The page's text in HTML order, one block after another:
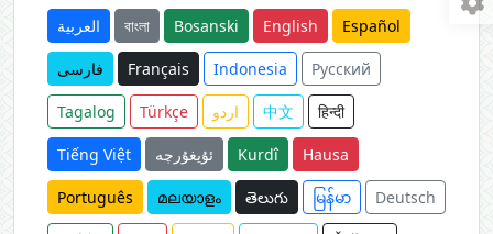
العربية বাংলা Bosanski English Español
فارسی Français Indonesia Русский
Tagalog Türkçe اردو 中文 हिन्दी
Tiếng Việt ئۇيغۇرچە Kurdî Hausa
Português മലയാളം తెలుగు မြန်မာ Deutsch